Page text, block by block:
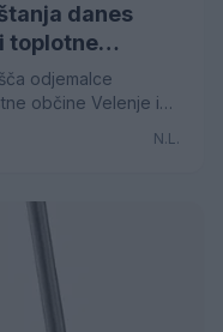
danes
toplotne
tople
odjemalce
občine Velenje in
Šoštanj prišlo do
N.L.